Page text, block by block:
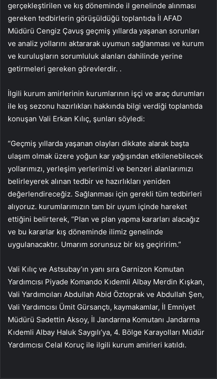
gerçekleştirilen ve kış döneminde il genelinde alınması
gereken tedbirlerin görüşüldüğü toplantıda İl AFAD
Müdürü Cengiz Çavuş geçmiş yıllarda yaşanan sorunları
ve analiz yollarını aktararak uyumun sağlanması ve kurum
ve kuruluşların sorumluluk alanları dahilinde yerine
getirmeleri gereken görevlerdir. .
İlgili kurum amirlerinin kurumlarının işçi ve araç durumları
ile kış sezonu hazırlıkları hakkında bilgi verdiği toplantıda
konuşan Vali Erkan Kılıç, şunları söyledi:
“Geçmiş yıllarda yaşanan olayları dikkate alarak başta
ulaşım olmak üzere yoğun kar yağışından etkilenebilecek
yollarımızı, yerleşim yerlerimizi ve benzeri alanlarımızı
belirleyerek alınan tedbir ve hazırlıkları yeniden
değerlendireceğiz. Sağlanması için gerekli tüm tedbirleri
alıyoruz. kurumlarımızın tam bir uyum içinde hareket
ettiğini belirterek, “Plan ve plan yapma kararları alacağız
ve bu kararlar kış döneminde ilimiz genelinde
uygulanacaktır. Umarım sorunsuz bir kış geçiririm.”
Vali Kılıç ve Astsubay’ın yanı sıra Garnizon Komutan
Yardımcısı Piyade Komando Kıdemli Albay Merdin Kışkan,
Vali Yardımcıları Abdullah Abid Öztoprak ve Abdullah Şen,
Vali Yardımcısı Ümit Gürsançtı, kaymakamlar, İl Emniyet
Müdürü Sadettin Aksoy, İl Jandarma Komutanı Jandarma
Kıdemli Albay Haluk Saygılı’ya, 4. Bölge Karayolları Müdür
Yardımcısı Celal Koruç ile ilgili kurum amirleri katıldı.